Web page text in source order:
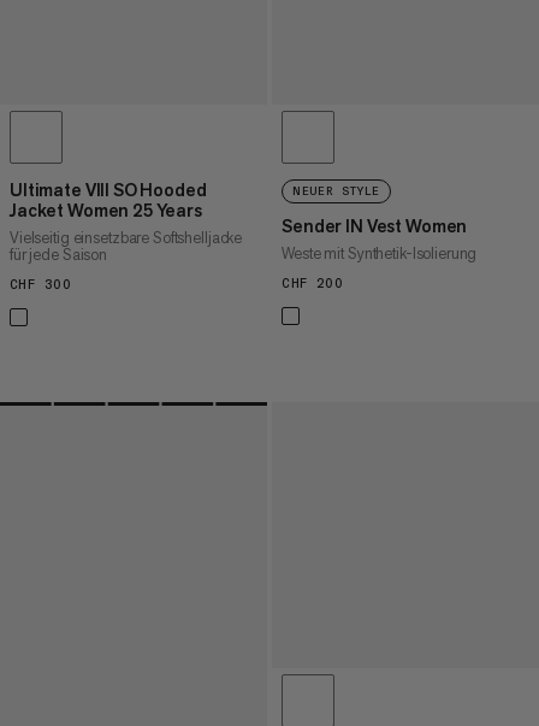
Ultimate VIII SO Hooded
Jacket Women 25 Years
Vielseitig einsetzbare Softshelljacke
für jede Saison
CHF 300
NEUER STYLE
Sender IN Vest Women
Weste mit Synthetik-Isolierung
CHF 200